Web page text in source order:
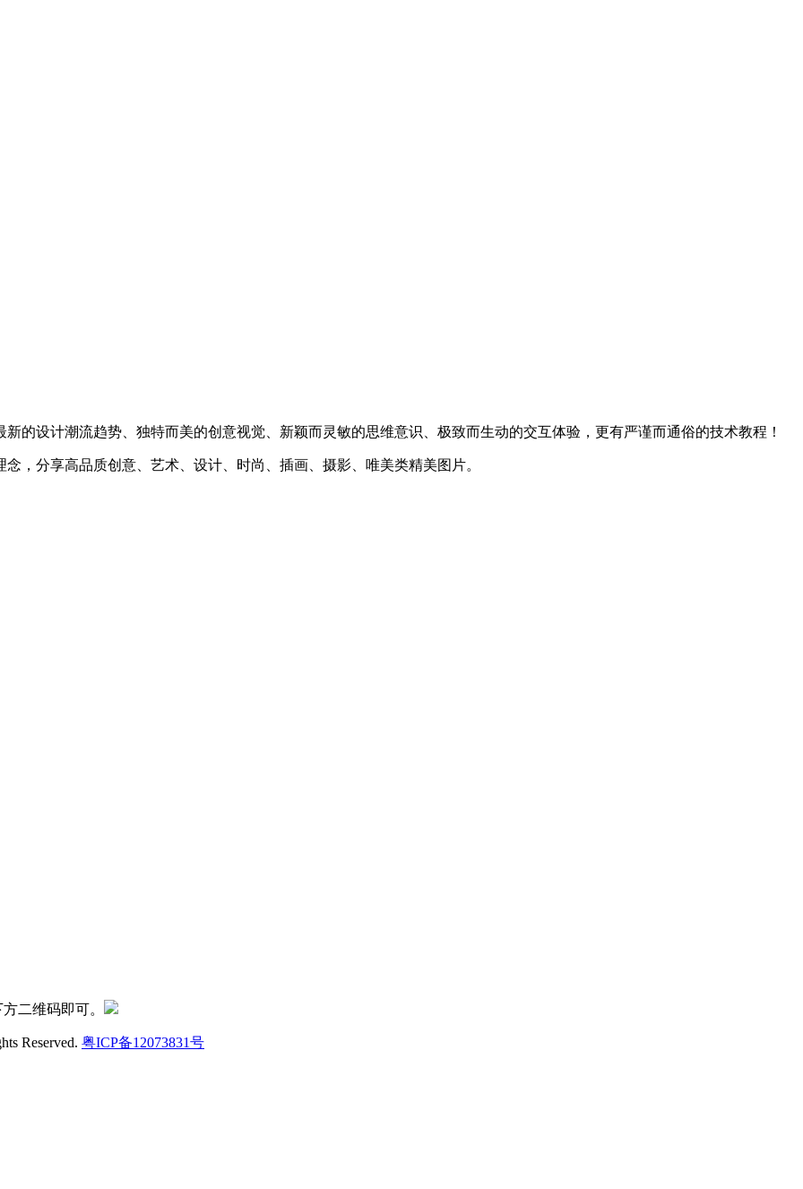
的设计潮流趋势、独特而美的创意视觉、新颖而灵敏的思维意识、极致而生动的交互体验，更有严谨而通俗的技术教程！
，分享高品质创意、艺术、设计、时尚、插画、摄影、唯美类精美图片。
二维码即可。
Reserved. 粤ICP备12073831号